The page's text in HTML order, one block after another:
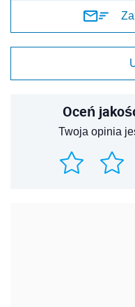
Oceń
Twoja opinia